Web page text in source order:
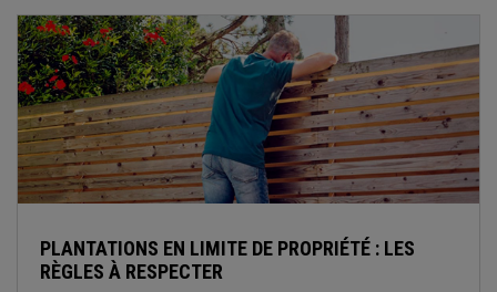
PLANTATIONS EN LIMITE DE PROPRIÉTÉ : LES
RÈGLES À RESPECTER